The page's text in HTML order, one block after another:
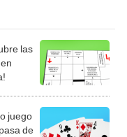
las
juego
de